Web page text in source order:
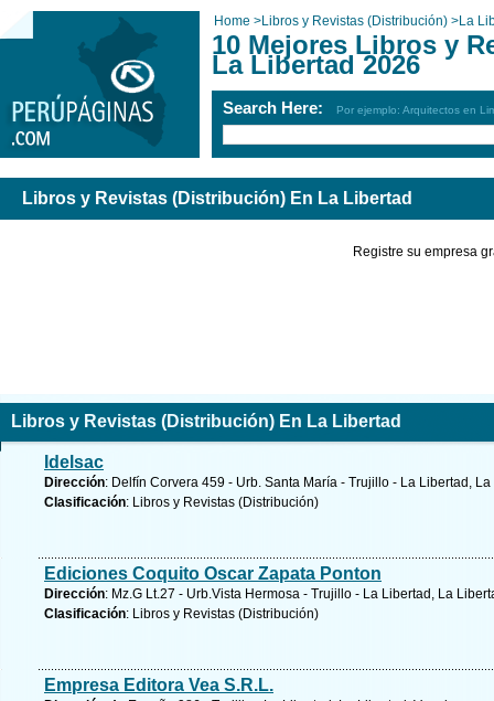
Home >Libros y Revistas (Distribución) >La
10 Mejores Libros y
La Libertad 2026
Search Here: Por ejemplo: Arquitectos en
Libros y Revistas (Distribución) En La Libertad
Registre su empresa
Libros y Revistas (Distribución) En La Libertad
Idelsac
Dirección: Delfín Corvera 459 - Urb. Santa María - Trujillo - La Libertad,
Clasificación: Libros y Revistas (Distribución)
Ediciones Coquito Oscar Zapata Ponton
Dirección: Mz.G Lt.27 - Urb.Vista Hermosa - Trujillo - La Libertad, La
Clasificación: Libros y Revistas (Distribución)
Empresa Editora Vea S.R.L.